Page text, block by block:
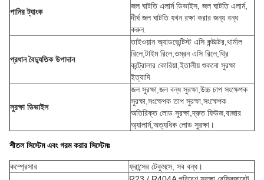
পানির ট্যাংক
জল ঘাটতি এলার্ম ডিভাইস, জল ঘাটতি এলার্ম,
দীর্ঘ জল ঘাটতি যখন রক্ষা করার জন্য বন্ধ
করুন.
প্রধান বৈদ্যুতিক উপাদান
তাইওয়ান অ্যাডভেন্টিস্ট এসি কন্টাক্টর,থার্মাল
রিলে,টাইম রিলে,ওম্রন এসি রিলে,থ্রি
কন্ট্রোলার কোরিয়া,ইতালীয় শুকনো সুরক্ষা
ইত্যাদি
সুরক্ষা ডিভাইস
জল সুরক্ষা,জল বন্ধ সুরক্ষা,উচ্চ চাপ সংক্ষেপক
সুরক্ষা,সংক্ষেপক তাপ সুরক্ষা,সংক্ষেপক
অতিরিক্ত লোড সুরক্ষা,দ্রুত ফিউজ,বাজার
অ্যালার্ম,অত্যধিক লোড সুরক্ষা।
শীতল সিস্টেম এবং গরম করার সিস্টেমঃ
কম্প্রেসার
ফ্রান্সের টেকুমসে, সব বন্ধ।